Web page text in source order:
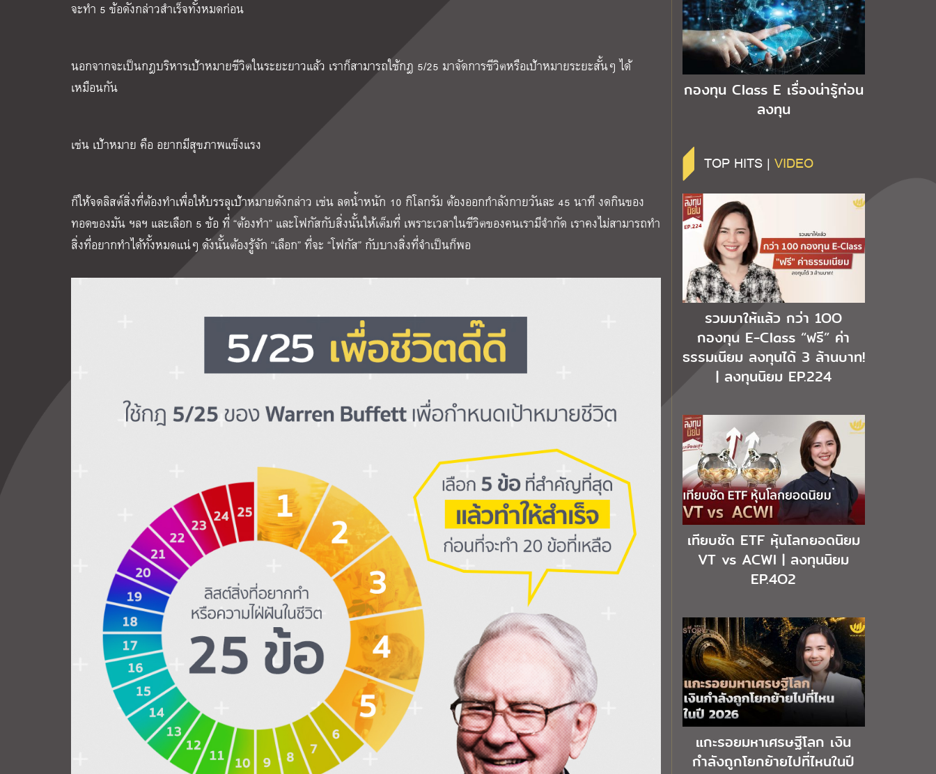
จะทำ 5 ข้อดังกล่าวสำเร็จทั้งหมดก่อน
นอกจากจะเป็นกฎบริหารเป้าหมายชีวิตในระยะยาวแล้ว เราก็สามารถใช้กฎ 5/25 มาจัดการชีวิตหรือเป้าหมายระยะสั้นๆ ได้
เหมือนกัน
เช่น เป้าหมาย คือ อยากมีสุขภาพแข็งแรง
ก็ให้จดลิสต์สิ่งที่ต้องทำเพื่อให้บรรลุเป้าหมายดังกล่าว เช่น ลดน้ำหนัก 10 กิโลกรัม ต้องออกกำลังกายวันละ 45 นาที งดกินของ
ทอดของมัน ฯลฯ และเลือก 5 ข้อ ที่ “ต้องทำ” และโฟกัสกับสิ่งนั้นให้เต็มที่ เพราะเวลาในชีวิตของคนเรามีจำกัด เราคงไม่สามารถทำ
สิ่งที่อยากทำได้ทั้งหมดแน่ๆ ดังนั้นต้องรู้จัก “เลือก” ที่จะ “โฟกัส” กับบางสิ่งที่จำเป็นก็พอ
กองทุน Class E เรื่องน่ารู้ก่อน
ลงทุน
TOP HITS | VIDEO
รวมมาให้แล้ว กว่า 1OO
กองทุน E-Class “ฟรี” ค่า
ธรรมเนียม ลงทุนได้ 3 ล้านบาท!
| ลงทุนนิยม EP.224
เทียบชัด ETF หุ้นโลกยอดนิยม
VT vs ACWI | ลงทุนนิยม
EP.4O2
แกะรอยมหาเศรษฐีโลก เงิน
กำลังถูกโยกย้ายไปที่ไหนในปี